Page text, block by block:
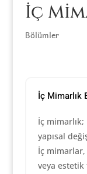
İç
Bölümler
İç Mimarlık
İç mimarlık;
yapısal
İç
veya estetik